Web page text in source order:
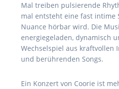
Mal treiben pulsierende
mal entsteht eine fast intime
Nuance hörbar wird. Die
energiegeladen, dynamisch
Wechselspiel aus kraftvollen
und berührenden Songs.
Ein Konzert von Coorie ist